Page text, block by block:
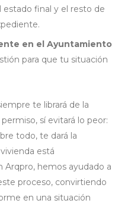
estado final y el resto de
en el Ayuntamiento
para que tu situación
te librará de la
sí evitará lo peor:
todo, te dará la
está
hemos ayudado a
proceso, convirtiendo
en una situación